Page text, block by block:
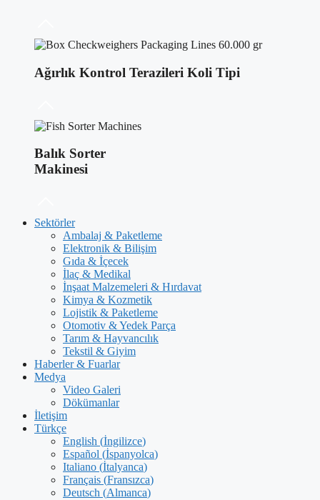
Ağırlık Kontrol Terazileri Koli Tipi
Balık Sorter
Makinesi
Sektörler
Ambalaj & Paketleme
Elektronik & Bilişim
Gıda & İçecek
İlaç & Medikal
İnşaat Malzemeleri & Hırdavat
Kimya & Kozmetik
Lojistik & Paketleme
Otomotiv & Yedek Parça
Tarım & Hayvancılık
Tekstil & Giyim
Haberler & Fuarlar
Medya
Video Galeri
Dökümanlar
İletişim
Türkçe
English (İngilizce)
Español (İspanyolca)
Italiano (İtalyanca)
Français (Fransızca)
Deutsch (Almanca)